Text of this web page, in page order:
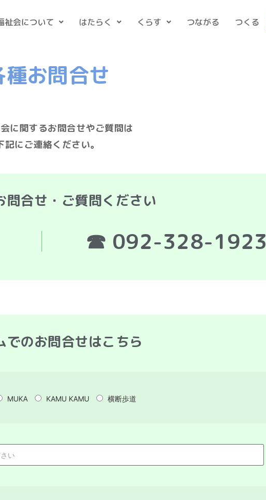
祉会について はたらく くらす つながる つくる
種お問合せ
に関するお問合せやご質問は
記にご連絡ください。
問合せ・ご質問ください
☎ 092-328-1923
でのお問合せはこちら
MUKA KAMU KAMU 横断歩道